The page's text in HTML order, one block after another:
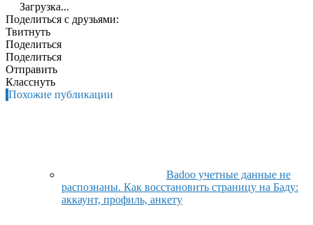
Загрузка...
Поделиться с друзьями:
Твитнуть
Поделиться
Поделиться
Отправить
Класснуть
Похожие публикации
Badoo учетные данные не
распознаны. Как восстановить страницу на Баду:
аккаунт, профиль, анкету